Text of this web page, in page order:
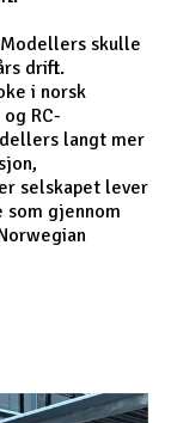
skulle
drift.
i norsk
RC-
langt mer
selskapet lever
som gjennom